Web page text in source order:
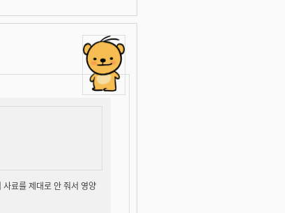
료를 제대로 안 줘서 영양